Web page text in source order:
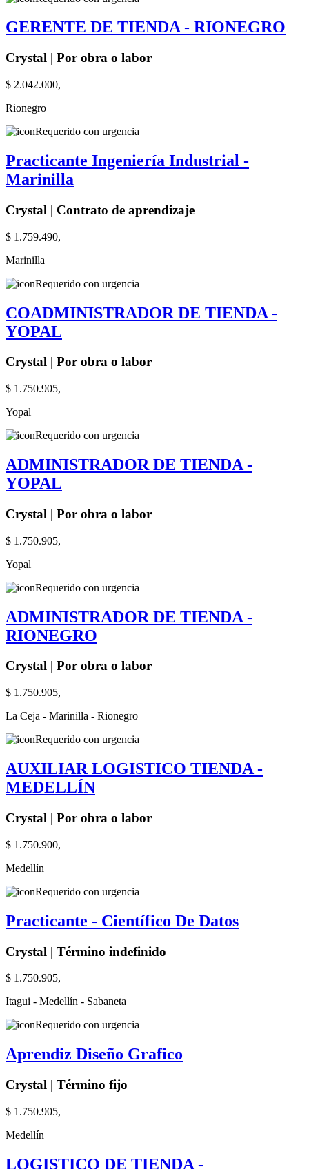
GERENTE DE TIENDA - RIONEGRO
Crystal | Por obra o labor
$ 2.042.000,
Rionegro
Requerido con urgencia
Practicante Ingeniería Industrial -
Marinilla
Crystal | Contrato de aprendizaje
$ 1.759.490,
Marinilla
Requerido con urgencia
COADMINISTRADOR DE TIENDA -
YOPAL
Crystal | Por obra o labor
$ 1.750.905,
Yopal
Requerido con urgencia
ADMINISTRADOR DE TIENDA -
YOPAL
Crystal | Por obra o labor
$ 1.750.905,
Yopal
Requerido con urgencia
ADMINISTRADOR DE TIENDA -
RIONEGRO
Crystal | Por obra o labor
$ 1.750.905,
La Ceja - Marinilla - Rionegro
Requerido con urgencia
AUXILIAR LOGISTICO TIENDA -
MEDELLÍN
Crystal | Por obra o labor
$ 1.750.900,
Medellín
Requerido con urgencia
Practicante - Científico De Datos
Crystal | Término indefinido
$ 1.750.905,
Itagui - Medellín - Sabaneta
Requerido con urgencia
Aprendiz Diseño Grafico
Crystal | Término fijo
$ 1.750.905,
Medellín
LOGISTICO DE TIENDA -